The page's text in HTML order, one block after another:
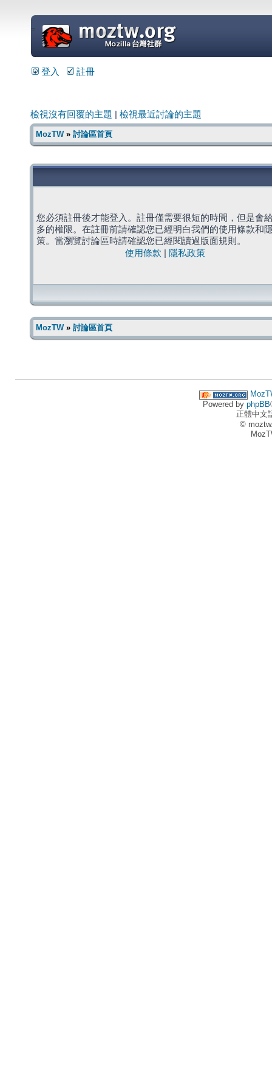
=
登入 註冊
檢視沒有回覆的主題 檢視最近討論的主題
MozTW» 討論區首頁
您必須註冊後才能登入。註冊僅需要很短的時間，但是會
多的權限。在註冊前請確認您已經明白我們的使用條款和
策。當瀏覽討論區時請確認您已經閱讀過版面規則。
使用條款
隱私政策
MozTW» 討論區首頁
Powered by phpBB
正體中文
©